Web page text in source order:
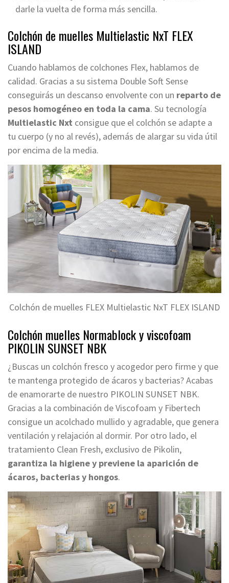
darle la vuelta de forma más sencilla.
Colchón de muelles Multielastic NxT FLEX
ISLAND
Cuando hablamos de colchones Flex, hablamos de
calidad. Gracias a su sistema Double Soft Sense
conseguirás un descanso envolvente con un reparto de
pesos homogéneo en toda la cama. Su tecnología
Multielastic Nxt consigue que el colchón se adapte a
tu cuerpo (y no al revés), además de alargar su vida útil
por encima de la media.
Colchón de muelles FLEX Multielastic NxT FLEX ISLAND
Colchón muelles Normablock y viscofoam
PIKOLIN SUNSET NBK
¿Buscas un colchón fresco y acogedor pero firme y que
te mantenga protegido de ácaros y bacterias? Acabas
de enamorarte de nuestro PIKOLIN SUNSET NBK.
Gracias a la combinación de Viscofoam y Fibertech
consigue un acolchado mullido y agradable, que genera
ventilación y relajación al dormir. Por otro lado, el
tratamiento Clean Fresh, exclusivo de Pikolin,
garantiza la higiene y previene la aparición de
ácaros, bacterias y hongos.